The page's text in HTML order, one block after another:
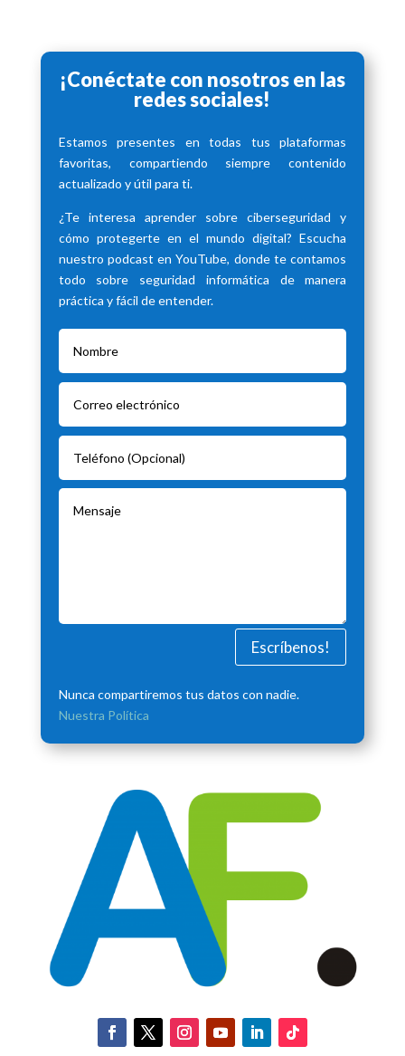
¡Conéctate con nosotros en las
redes sociales!
Estamos presentes en todas tus plataformas
favoritas, compartiendo siempre contenido
actualizado y útil para ti.
¿Te interesa aprender sobre ciberseguridad y
cómo protegerte en el mundo digital? Escucha
nuestro podcast en YouTube, donde te contamos
todo sobre seguridad informática de manera
práctica y fácil de entender.
Escríbenos!
Nunca compartiremos tus datos con nadie.
Nuestra Política